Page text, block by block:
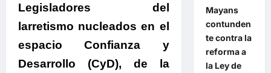
Legisladores del
larretismo nucleados en el
espacio Confianza y
Desarrollo (CyD), de la
Mayans
contunden
te contra la
reforma a
la Ley de